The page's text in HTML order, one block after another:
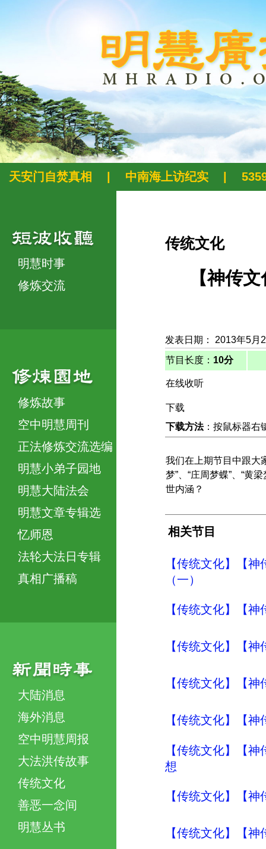
天安门自焚真相 中南海上访纪实
明慧时事
修炼交流
修炼故事
空中明慧周刊
正法修炼交流选编
明慧小弟子园地
明慧大陆法会
明慧文章专辑选
忆师恩
法轮大法日专辑
真相广播稿
大陆消息
海外消息
空中明慧周报
大法洪传故事
传统文化
善恶一念间
明慧丛书
传统文化
【神传
发表日期： 2013年5月
节目长度： 10分
在线收听
下载
下载方法：按鼠标器右
我们在上期节目中跟大
梦”、“庄周梦蝶”、“黄
世内涵？
相关节目
【传统文化】【
（一）
【传统文化】【
【传统文化】【
【传统文化】【
【传统文化】【
【传统文化】【
想
【传统文化】【
【传统文化】【